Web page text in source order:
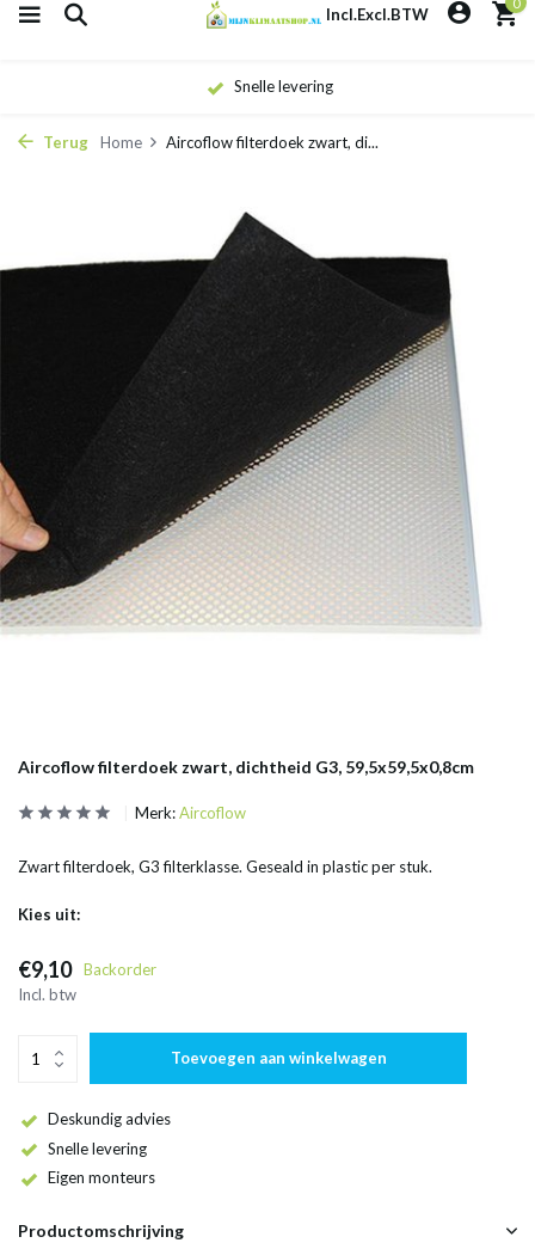
Incl.Excl.BTW
Snelle levering
Terug Home Aircoflow filterdoek zwart, di...
Aircoflow filterdoek zwart, dichtheid G3, 59,5x59,5x0,8cm
Merk:Aircoflow
Zwart filterdoek, G3 filterklasse. Geseald in plastic per stuk.
Kies uit:
€9,10
Backorder
Incl. btw
Toevoegen aan winkelwagen
Deskundig advies
Snelle levering
Eigen monteurs
Productomschrijving